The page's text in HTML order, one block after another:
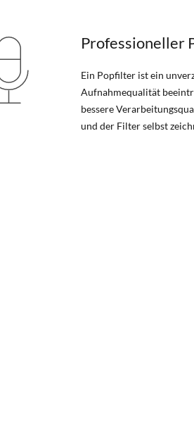
Professioneller
Ein Popfilter ist ein
Aufnahmequalität
bessere
und der Filter selbst